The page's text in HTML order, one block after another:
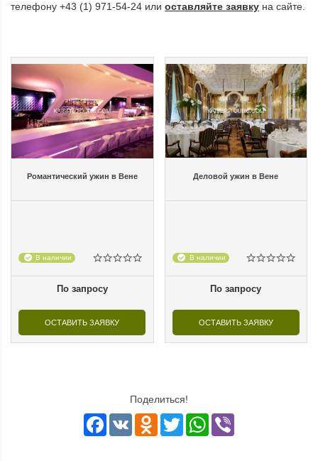
телефону +43 (1) 971-54-24 или оставляйте заявку на сайте.
Романтический ужин в Вене
В наличии
По запросу
ОСТАВИТЬ ЗАЯВКУ
Деловой ужин в Вене
В наличии
По запросу
ОСТАВИТЬ ЗАЯВКУ
Поделиться!
Facebook
VK Odnoklassniki
TwitterWhatsApp